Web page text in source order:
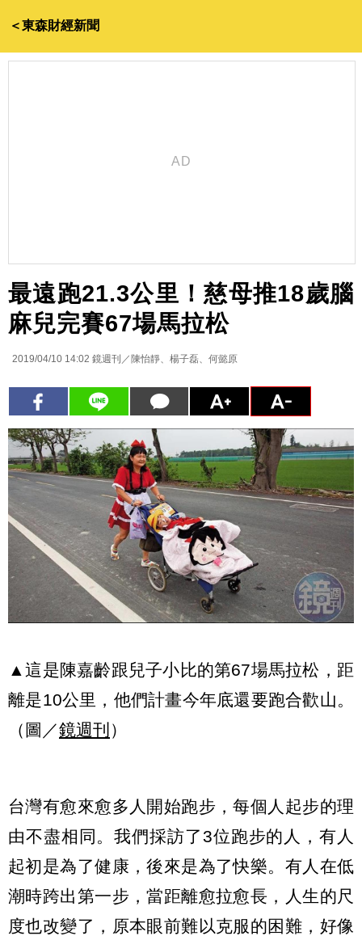
＜東森財經新聞
最遠跑21.3公里！慈母推18歲腦
麻兒完賽67場馬拉松
2019/04/10 14:02 鏡週刊／陳怡靜、楊子磊、何懿原
▲這是陳嘉齡跟兒子小比的第67場馬拉松，距
離是10公里，他們計畫今年底還要跑合歡山。
（圖／鏡週刊 ）
台灣有愈來愈多人開始跑步，每個人起步的理
由不盡相同。我們採訪了3位跑步的人，有人
起初是為了健康，後來是為了快樂。有人在低
潮時跨出第一步，當距離愈拉愈長，人生的尺
度也改變了，原本眼前難以克服的困難，好像